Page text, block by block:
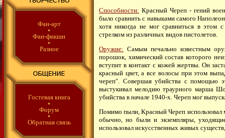
Фан-арт
Фан-фикшн
Разное
Гостевая книга
Форум
Обратная связь
Способности: Красный Череп - гений
было сравнить с навыками самого
хотя никогда не мог сравниться в
стрелком из различных видов пистолетов.
Оружие: Самым печально известным
порошок, химический состав которого
вступит в контакт с кожей жертвы. Он
красный цвет, а все волосы при этом
череп". Совершая убийства с помощью
выстукивал мелодию траурного марша
убийства в начале 1940-х. Череп мог
Помимо пыли, Красный Череп использовал
обычно, но были и экземпляры,
использовал искусственных живых